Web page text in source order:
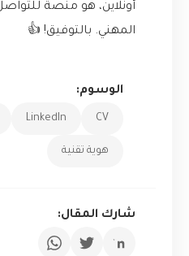
أونلاين، هو منصة
المهني. بالتوفيق! 👍
الوسوم:
CV
LinkedIn
هوية تقنية
شارك المقال: